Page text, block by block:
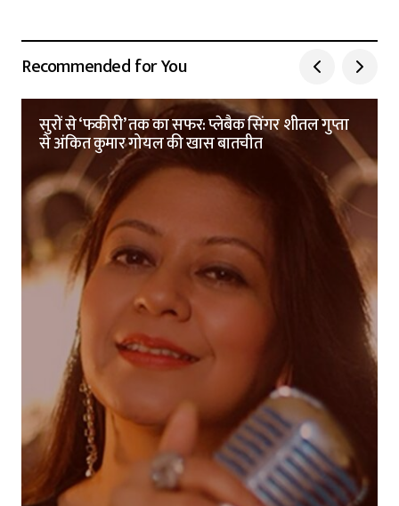
Recommended for You
सुरों से ‘फकीरी’ तक का सफर: प्लेबैक सिंगर शीतल गुप्ता
से अंकित कुमार गोयल की खास बातचीत